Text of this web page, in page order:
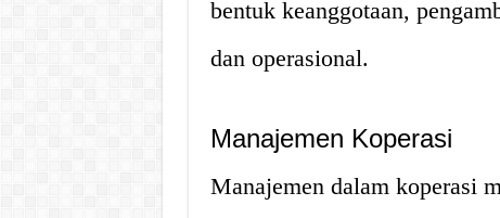
bentuk keanggotaan,
dan operasional.
Manajemen Koperasi
Manajemen dalam koperasi